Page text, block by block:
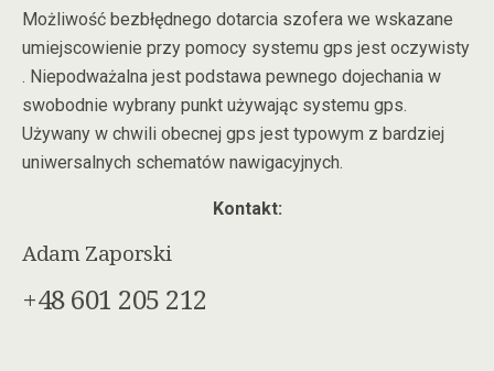
Możliwość bezbłędnego dotarcia szofera we wskazane
umiejscowienie przy pomocy systemu gps jest oczywisty
. Niepodważalna jest podstawa pewnego dojechania w
swobodnie wybrany punkt używając systemu gps.
Używany w chwili obecnej gps jest typowym z bardziej
uniwersalnych schematów nawigacyjnych.
Kontakt:
Adam Zaporski
+48 601 205 212